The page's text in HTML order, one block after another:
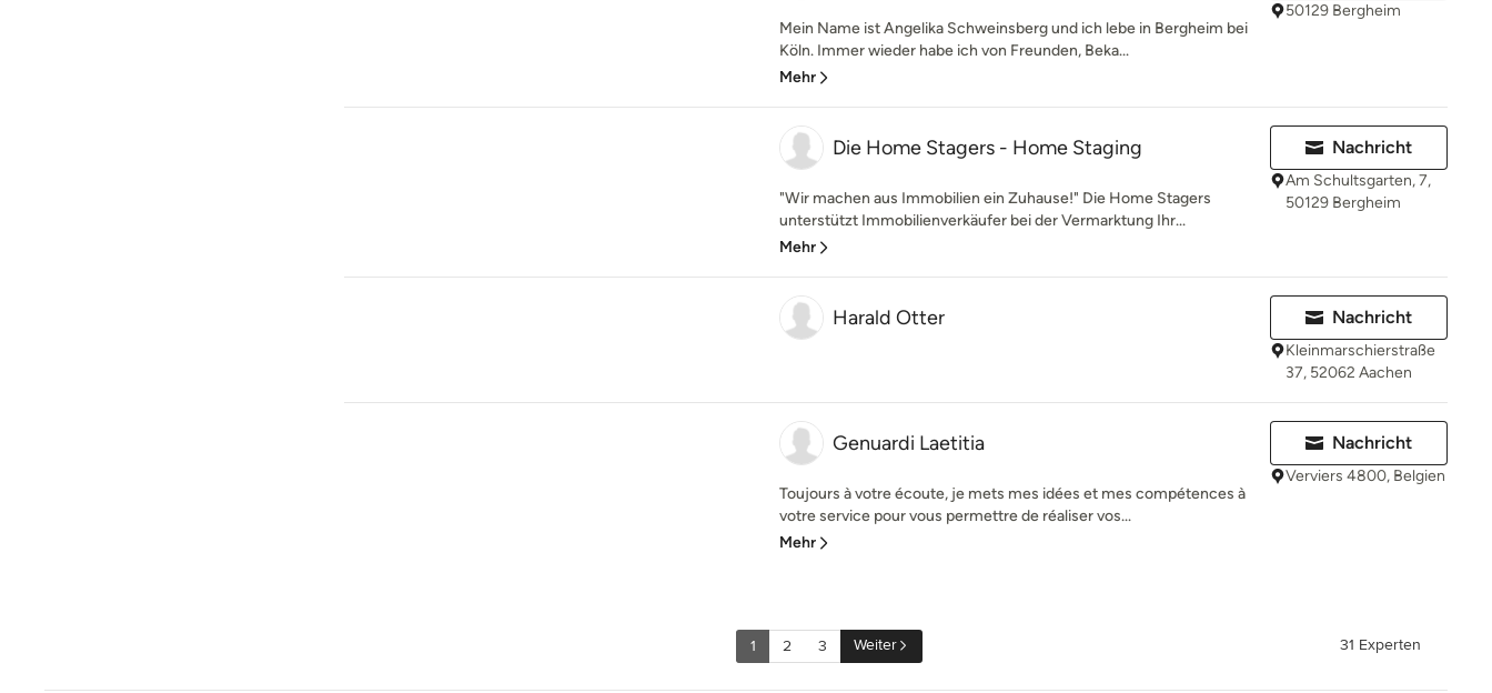
Mein Name ist Angelika Schweinsberg und ich lebe in Bergheim bei
Köln. Immer wieder habe ich von Freunden, Beka...
Mehr
50129 Bergheim
Die Home Stagers - Home Staging
"Wir machen aus Immobilien ein Zuhause!" Die Home Stagers
unterstützt Immobilienverkäufer bei der Vermarktung Ihr...
Mehr
Nachricht
Am Schultsgarten, 7,
50129 Bergheim
Harald Otter Nachricht
Kleinmarschierstraße
37, 52062 Aachen
Genuardi Laetitia
Toujours à votre écoute, je mets mes idées et mes compétences à
votre service pour vous permettre de réaliser vos...
Mehr
Nachricht
Verviers 4800, Belgien
1 2 3 Weiter 31 Experten